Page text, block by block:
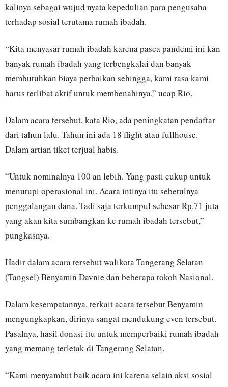
kalinya sebagai wujud nyata kepedulian para pengusaha
terhadap sosial terutama rumah ibadah.
“Kita menyasar rumah ibadah karena pasca pandemi ini kan
banyak rumah ibadah yang terbengkalai dan banyak
membutuhkan biaya perbaikan sehingga, kami rasa kami
harus terlibat aktif untuk membenahinya,” ucap Rio.
Dalam acara tersebut, kata Rio, ada peningkatan pendaftar
dari tahun lalu. Tahun ini ada 18 flight atau fullhouse.
Dalam artian tiket terjual habis.
“Untuk nominalnya 100 an lebih. Yang pasti cukup untuk
menutupi operasional ini. Acara intinya itu sebetulnya
penggalangan dana. Tadi saja terkumpul sebesar Rp.71 juta
yang akan kita sumbangkan ke rumah ibadah tersebut,”
pungkasnya.
Hadir dalam acara tersebut walikota Tangerang Selatan
(Tangsel) Benyamin Davnie dan beberapa tokoh Nasional.
Dalam kesempatannya, terkait acara tersebut Benyamin
mengungkapkan, dirinya sangat mendukung even tersebut.
Pasalnya, hasil donasi itu untuk memperbaiki rumah ibadah
yang memang terletak di Tangerang Selatan.
“Kami menyambut baik acara ini karena selain aksi sosial